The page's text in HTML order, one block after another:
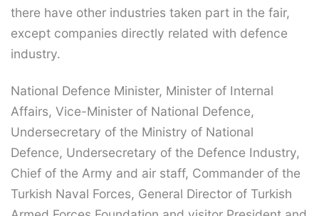
there have other industries taken part in the fair,
except companies directly related with defence
industry.
National Defence Minister, Minister of Internal
Affairs, Vice-Minister of National Defence,
Undersecretary of the Ministry of National
Defence, Undersecretary of the Defence Industry,
Chief of the Army and air staff, Commander of the
Turkish Naval Forces, General Director of Turkish